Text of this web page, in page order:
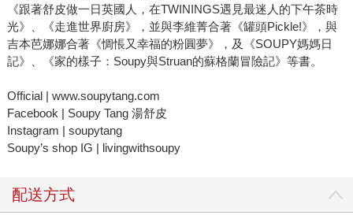
《跟著舒皮做一日英國人，在TWININGS遇見最迷人的下午茶時
光》、《走進世界廚房》，並與李維菁合著《罐頭Pickle!》，與
吉本芭娜娜合著《惆悵又幸福的粉圓夢》，及《SOUPY媽媽日
記》、《家的樣子：Soupy與Struan的蘇格蘭冒險記》等書。
Official | www.soupytang.com
Facebook | Soupy Tang 湯舒皮
Instagram | soupytang
Soupy’s shop IG | livingwithsoupy
配送方式